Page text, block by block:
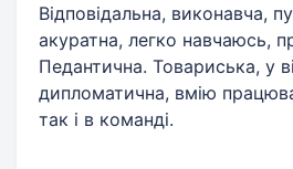
Відповідальна, виконавча,
акуратна, легко навчаюсь,
Педантична. Товариська, у
дипломатична, вмію
так і в команді.